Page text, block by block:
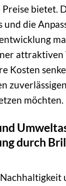
bietet.
und die
attraktiven
Kosten
zuverlässigen
möchten.
durch